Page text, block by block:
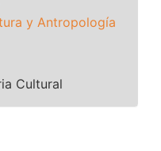
y Antropología
Cultural